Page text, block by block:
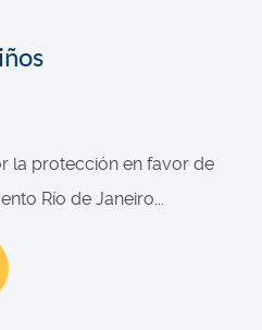
la protección en favor de
Río de Janeiro...